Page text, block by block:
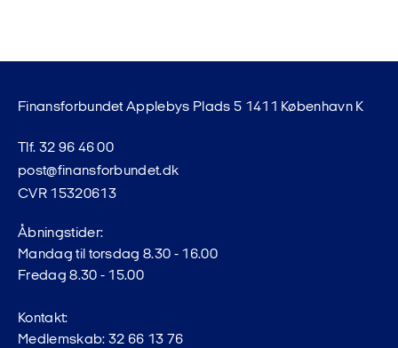
Finansforbundet Applebys Plads 5 1411 København K
Tlf. 32 96 46 00
post@finansforbundet.dk
CVR 15320613
Åbningstider:
Mandag til torsdag 8.30 - 16.00
Fredag 8.30 - 15.00
Kontakt:
Medlemskab: 32 66 13 76